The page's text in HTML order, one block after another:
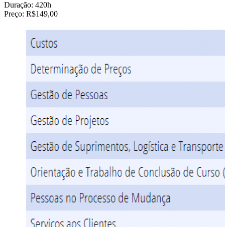
Duração: 420h
Preço: R$149,00